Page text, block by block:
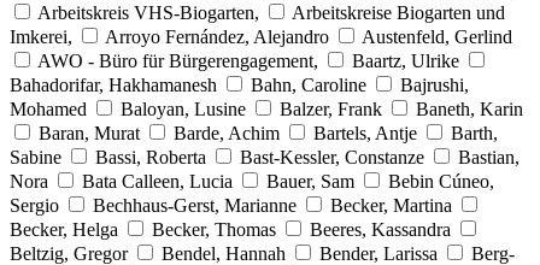
Arbeitskreis VHS-Biogarten,
Arbeitskreise Biogarten und
Imkerei,
Arroyo Fernández, Alejandro
Austenfeld, Gerlind
AWO - Büro für Bürgerengagement,
Baartz, Ulrike
Bahadorifar, Hakhamanesh
Bahn, Caroline
Bajrushi,
Mohamed
Baloyan, Lusine Balzer, Frank
Baneth, Karin
Baran, Murat
Barde, Achim Bartels, Antje
Barth,
Sabine
Bassi, Roberta Bast-Kessler, Constanze
Bastian,
Nora
Bata Calleen, Lucia Bauer, Sam
Bebin Cúneo,
Sergio
Bechhaus-Gerst, Marianne
Becker, Martina
Becker, Helga
Becker, Thomas
Beeres, Kassandra
Beltzig, Gregor
Bendel, Hannah Bender, Larissa
Berg-